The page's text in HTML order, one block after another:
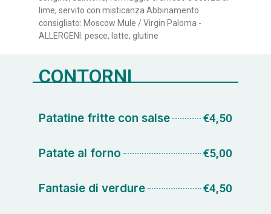
lime, servito con misticanza Abbinamento
consigliato: Moscow Mule / Virgin Paloma -
ALLERGENI: pesce, latte, glutine
CONTORNI
Patatine fritte con salse €4,50
Patate al forno €5,00
Fantasie di verdure €4,50